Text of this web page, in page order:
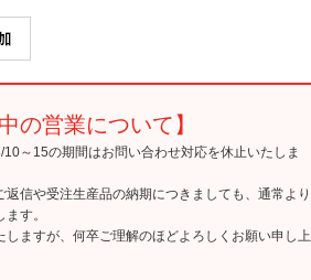
の営業について】
～15の期間はお問い合わせ対応を休止いたしま
返信や受注生産品の納期につきましても、通常より
す。
しますが、何卒ご理解のほどよろしくお願い申し上